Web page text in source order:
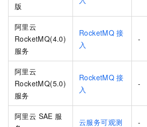
版
阿里云
RocketMQ(4.0)
服务
RocketMQ 接
入
-
阿里云
RocketMQ(5.0)
服务
RocketMQ 接
入
-
阿里云 SAE 服
云服务可观测 -